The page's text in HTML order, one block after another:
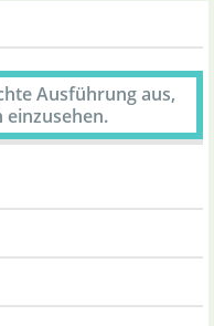
Ausführung aus,